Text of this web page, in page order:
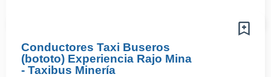
Conductores Taxi Buseros
(bototo) Experiencia Rajo Mina
- Taxibus Minería